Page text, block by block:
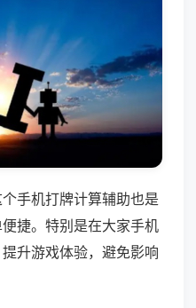
手机打牌计算辅助也是
捷。特别是在大家手机
升游戏体验，避免影响